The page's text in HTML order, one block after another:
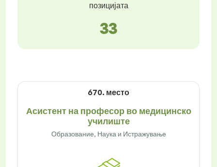
позицијата
33
670. место
Асистент на професор во медицинско
училиште
Образование, Наука и Истражување